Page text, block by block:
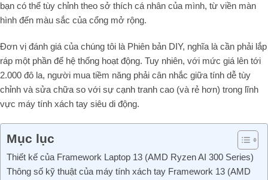
bạn có thể tùy chỉnh theo sở thích cá nhân của mình, từ viền màn
hình đến màu sắc của cổng mở rộng.
Đơn vị đánh giá của chúng tôi là Phiên bản DIY, nghĩa là cần phải lắp
ráp một phần để hệ thống hoạt động. Tuy nhiên, với mức giá lên tới
2.000 đô la, người mua tiềm năng phải cân nhắc giữa tính dễ tùy
chỉnh và sửa chữa so với sự cạnh tranh cao (và rẻ hơn) trong lĩnh
vực máy tính xách tay siêu di động.
Mục lục
Thiết kế của Framework Laptop 13 (AMD Ryzen AI 300 Series)
Thông số kỹ thuật của máy tính xách tay Framework 13 (AMD